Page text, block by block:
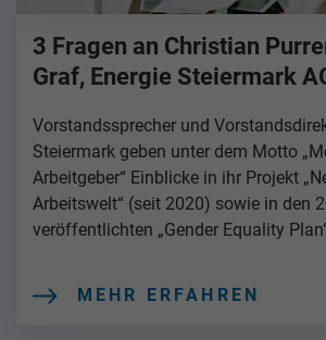
3 Fragen an Christian
Graf, Energie Steiermark
Vorstandssprecher und
Steiermark geben unter dem Motto
Arbeitgeber“ Einblicke in ihr Projekt
Arbeitswelt“ (seit 2020) sowie in den
veröffentlichten „Gender Equality
MEHR ERFAHREN